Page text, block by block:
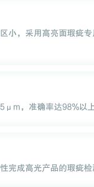
小，采用高亮面瑕疵
，准确率达98%以
完成高光产品的瑕疵